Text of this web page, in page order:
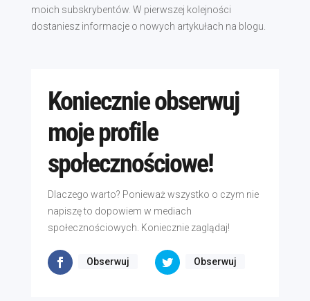
moich subskrybentów. W pierwszej kolejności
dostaniesz informacje o nowych artykułach na blogu.
Koniecznie obserwuj
moje profile
społecznościowe!
Dlaczego warto? Ponieważ wszystko o czym nie
napiszę to dopowiem w mediach
społecznościowych. Koniecznie zaglądaj!
Obserwuj Obserwuj